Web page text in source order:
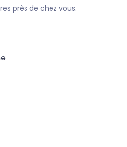
près de chez vous.